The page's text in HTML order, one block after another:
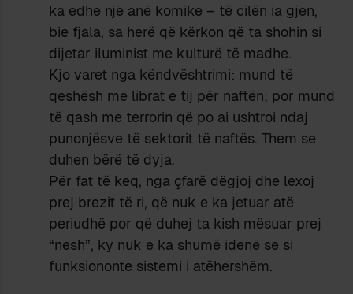
ka edhe një anë komike – të cilën ia gjen,
bie fjala, sa herë që kërkon që ta shohin si
dijetar iluminist me kulturë të madhe.
Kjo varet nga këndvështrimi: mund të
qeshësh me librat e tij për naftën; por mund
të qash me terrorin që po ai ushtroi ndaj
punonjësve të sektorit të naftës. Them se
duhen bërë të dyja.
Për fat të keq, nga çfarë dëgjoj dhe lexoj
prej brezit të ri, që nuk e ka jetuar atë
periudhë por që duhej ta kish mësuar prej
“nesh”, ky nuk e ka shumë idenë se si
funksiononte sistemi i atëhershëm.